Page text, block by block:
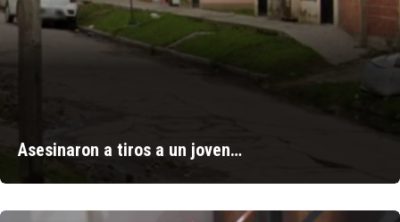
Asesinaron a tiros a un joven…